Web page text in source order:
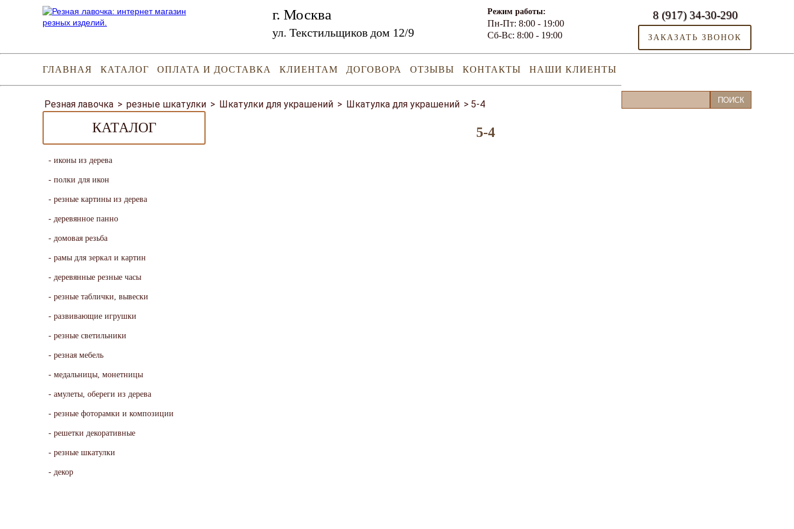
г. Москва
ул. Текстильщиков дом 12/9
Режим работы:
Пн-Пт: 8:00 - 19:00
Сб-Вс: 8:00 - 19:00
8 (917) 34-30-290
ЗАКАЗАТЬ ЗВОНОК
ГЛАВНАЯ КАТАЛОГ ОПЛАТА И ДОСТАВКА КЛИЕНТАМ ДОГОВОРА ОТЗЫВЫ КОНТАКТЫ НАШИ КЛИЕНТЫ
Резная лавочка > резные шкатулки > Шкатулки для украшений > Шкатулка для украшений > 5-4
5-4
КАТАЛОГ
иконы из дерева
полки для икон
резные картины из дерева
деревянное панно
домовая резьба
рамы для зеркал и картин
деревянные резные часы
резные таблички, вывески
развивающие игрушки
резные светильники
резная мебель
медальницы, монетницы
амулеты, обереги из дерева
резные фоторамки и композиции
решетки декоративные
резные шкатулки
декор